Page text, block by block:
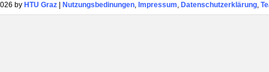
by HTU Graz| Nutzungsbedinungen, Impressum, Datenschutzerklärung,